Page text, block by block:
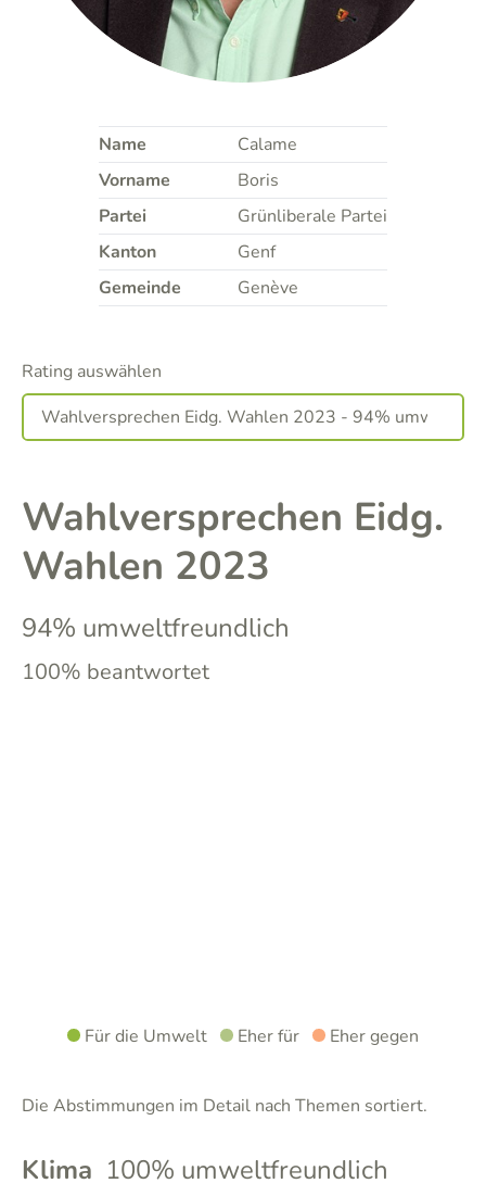
Name
Calame
Vorname
Boris
Partei
Grünliberale Partei
Kanton
Genf
Gemeinde
Genève
Rating auswählen
Wahlversprechen Eidg.
Wahlen 2023
94% umweltfreundlich
100% beantwortet
Für die Umwelt Eher für Eher gegen
Die Abstimmungen im Detail nach Themen sortiert.
Klima 100% umweltfreundlich